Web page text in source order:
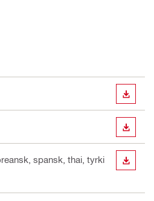
spansk, thai, tyrki